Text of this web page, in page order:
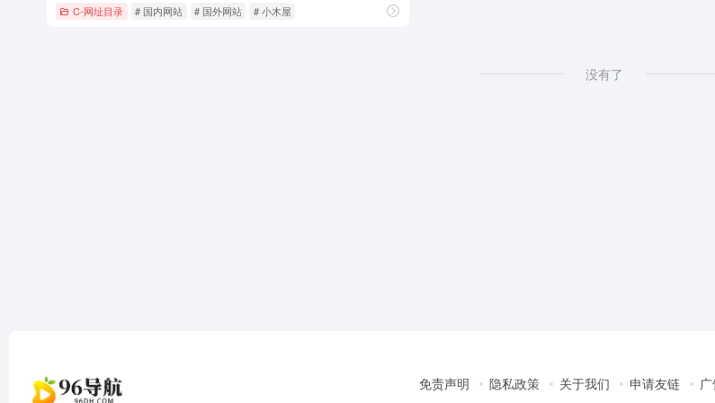
C-网址目录 # 国内网站 # 国外网站 # 小木屋
没有了
免责声明 隐私政策 关于我们 申请友链